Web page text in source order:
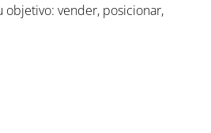
objetivo: vender, posicionar,